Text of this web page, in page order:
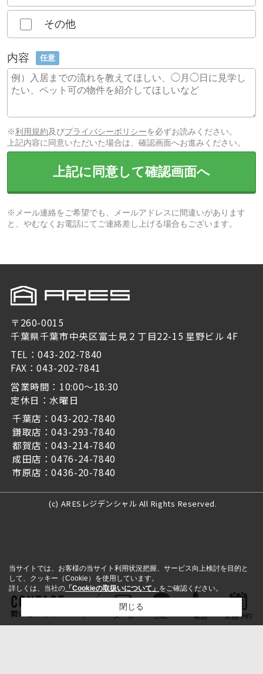
その他
内容 任意
※利用規約及びプライバシーポリシーを必ずお読みください。
上記内容に同意いただいた場合は、確認画面へお進みください。
上記に同意して確認画面へ
※メール連絡をご希望でも、メールアドレスに間違いがあります
と、やむなくお電話にてご連絡差し上げる場合もございます。
〒260-0015
千葉県千葉市中央区富士見２丁目22-15 星野ビル 4F
TEL：043-202-7840
FAX：043-202-7841
営業時間：10:00～18:30
定休日：水曜日
千葉店：043-202-7840
鎌取店：043-293-7840
都賀店：043-214-7840
成田店：0476-24-7840
市原店：0436-20-7840
(c) ARESレジデンシャル All Rights Reserved.
問い合わせをする メール LINE 電話 来店予約
当サイトでは、お客様の当サイト利用状況把握、サービス向上検討を目的と
して、クッキー（Cookie）を使用しています。
詳しくは、当社の 「Cookieの取扱いについて」 をご確認ください。
閉じる